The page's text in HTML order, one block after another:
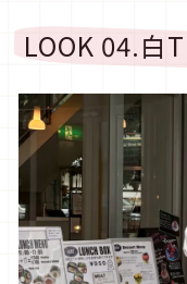
LOOK 04.白